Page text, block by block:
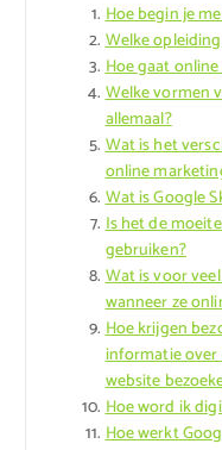
Hoe begin je
Welke
Hoe gaat
Welke vormen
allemaal?
Wat is het
online
Wat is Google
Is het de
gebruiken?
Wat is voor
wanneer ze
Hoe krijgen
informatie over
website
Hoe word ik
Hoe werkt